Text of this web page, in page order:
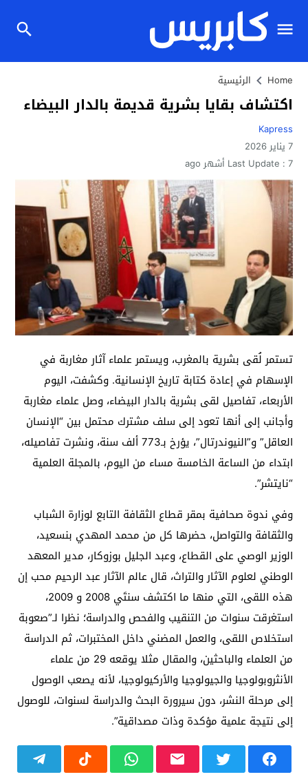
Home الرئيسية
اكتشاف بقايا بشرية قديمة بالدار البيضاء
Kapress
7 يناير 2026
Last Update : 7 أشهر ago
تستمر لُقى بشرية بالمغرب، ويستمر علماء آثار مغاربة في
الإسهام في إعادة كتابة تاريخ الإنسانية. وكشفت، اليوم
الأربعاء، تفاصيل لقى بشرية بالدار البيضاء، وصل علماء مغاربة
وأجانب إلى أنها تعود إلى سلف مشترك محتمل بين “الإنسان
العاقل” و”النيوندرتال”، يؤرخ بـ773 ألف سنة، ونشرت تفاصيله،
ابتداء من الساعة الخامسة مساء من اليوم، بالمجلة العلمية
“نايتشر”.
وفي ندوة صحافية بمقر قطاع الثقافة التابع لوزارة الشباب
والثقافة والتواصل، حضرها كل من محمد المهدي بنسعيد،
الوزير الوصي على القطاع، وعبد الجليل بوزوكار، مدير المعهد
الوطني لعلوم الآثار والتراث، قال عالم الآثار عبد الرحيم محب إن
هذه اللقى، التي منها ما اكتشف سنتَي 2008 و 2009،
استغرقت سنوات من التنقيب والفحص والدراسة؛ نظرا لـ”صعوبة
استخلاص اللقى، والعمل المضني داخل المختبرات، ثم الدراسة
من العلماء والباحثين، والمقال مثلا يوقعه 29 من علماء
الأنثروبولوجيا والجيولوجيا والأركيولوجيا، لأنه يصعب الوصول
إلى مرحلة النشر، دون سيرورة البحث والدراسة لسنوات، للوصول
إلى نتيجة علمية مؤكدة وذات مصداقية”.